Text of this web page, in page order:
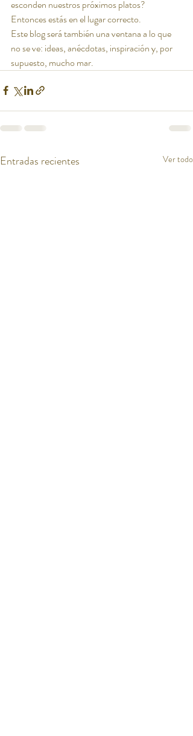
esconden nuestros próximos platos?
Entonces estás en el lugar correcto.
Este blog será también una ventana a lo que
no se ve: ideas, anécdotas, inspiración y, por
supuesto, mucho mar.
Entradas recientes Ver todo